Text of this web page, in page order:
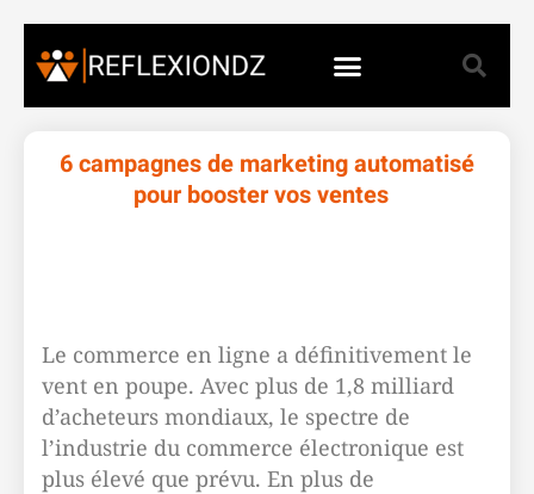
6 campagnes de marketing automatisé
pour booster vos ventes
Le commerce en ligne a définitivement le
vent en poupe. Avec plus de 1,8 milliard
d’acheteurs mondiaux, le spectre de
l’industrie du commerce électronique est
plus élevé que prévu. En plus de